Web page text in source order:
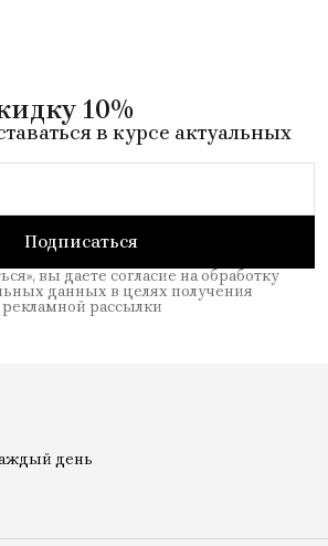
10%
в курсе актуальных
Подписаться
вы даете согласие на обработку
данных в целях получения
рассылки
день